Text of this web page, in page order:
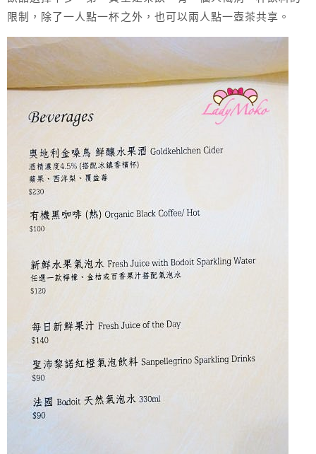
限制，除了一人點一杯之外，也可以兩人點一壺茶共享。